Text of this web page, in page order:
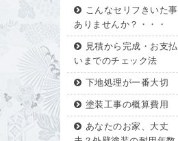
こんなセリフきいた事
ありませんか？・・・
見積から完成・お支払
いまでのチェック法
下地処理が一番大切
塗装工事の概算費用
あなたのお家、大丈